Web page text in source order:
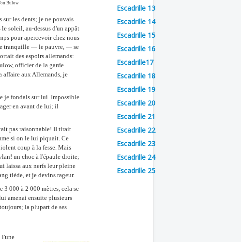
Bulow
sur les dents; je ne pouvais
soleil, au-dessus d'un appât
pour apercevoir chez nous
tranquille — le pauvre, — se
des espoirs allemands:
officier de la garde
affaire aux Allemands, je
je fondais sur lui. Impossible
en avant de lui; il
pas raisonnable! II tirait
si on le lui piquait. Ce
coup à la fesse. Mais
un choc à l'épaule droite;
laissa aux nerfs leur pleine
tiède, et je devins rageur.
000 à 2 000 mètres, cela se
amenai ensuite plusieurs
la plupart de ses
l'une
Escadrille 13
Escadrille 14
Escadrille 15
Escadrille 16
Escadrille17
Escadrille 18
Escadrille 19
Escadrille 20
Escadrille 21
Escadrille 22
Escadrille 23
Escadrille 24
Escadrille 25